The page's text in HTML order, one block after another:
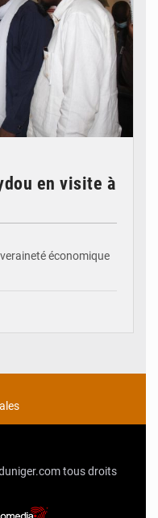
en visite à
économique
tous droits